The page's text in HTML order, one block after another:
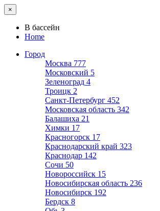
×
В бассейн
Home
Город
Москва 777
Московский 5
Зеленоград 4
Троицк 2
Санкт-Петербург 452
Московская область 342
Балашиха 21
Химки 17
Красногорск 17
Краснодарский край 323
Краснодар 142
Сочи 50
Новороссийск 15
Новосибирская область 236
Новосибирск 192
Бердск 8